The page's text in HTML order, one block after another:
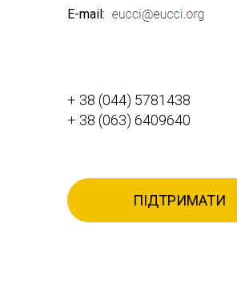
E-mail:
+ 38 (044) 5781438
+ 38 (063) 6409640
ПІДТРИМАТИ